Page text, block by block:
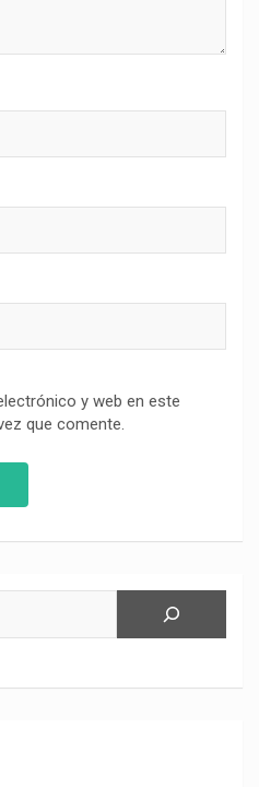
y web en este
que comente.